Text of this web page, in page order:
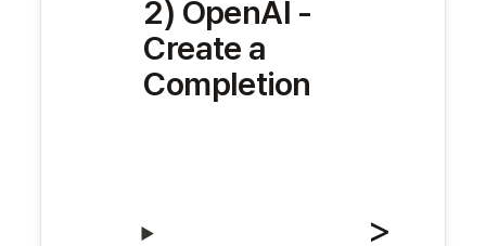
2) OpenAI -
Create a
Completion